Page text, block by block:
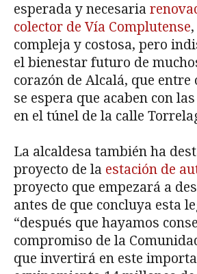
esperada y necesaria
colector de Vía Complutense
compleja y costosa, pero
el bienestar futuro de
corazón de Alcalá, que
se espera que acaben con
en el túnel de la calle
La alcaldesa también ha
proyecto de la estación de
proyecto que empezará a
antes de que concluya esta
“después que hayamos
compromiso de la
que invertirá en este